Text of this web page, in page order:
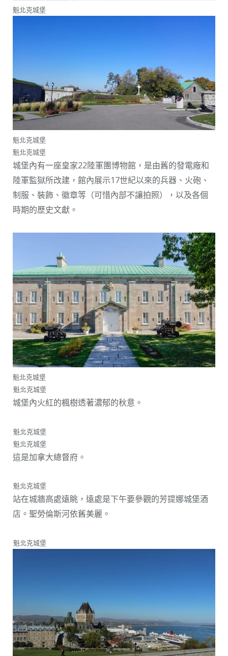
魁北克城堡
魁北克城堡
魁北克城堡
城堡內有一座皇家22陸軍團博物館，是由舊的發電廠和
陸軍監獄所改建，館內展示17世紀以來的兵器、火砲、
制服、裝飾、徽章等（可惜內部不讓拍照），以及各個
時期的歷史文獻。
魁北克城堡
魁北克城堡
城堡內火紅的楓樹透著濃郁的秋意。
魁北克城堡
魁北克城堡
這是加拿大總督府。
魁北克城堡
站在城牆高處遠眺，遠處是下午要參觀的芳提娜城堡酒
店。聖勞倫斯河依舊美麗。
魁北克城堡